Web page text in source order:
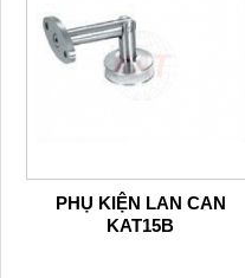
PHỤ KIỆN LAN CAN
KAT15B